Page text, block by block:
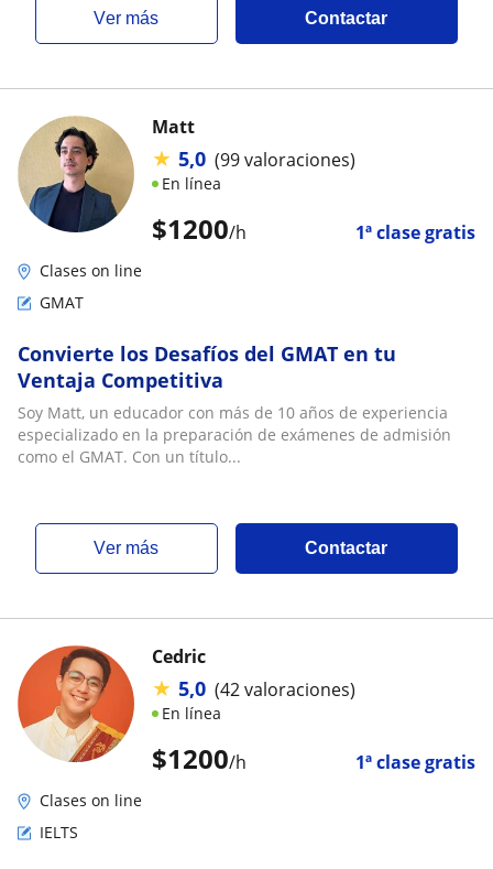
ver más Contactar
$1200/h 1ª clase gratis
Matt
★ 5,0 (99 valoraciones)
En línea
Clases on line
GMAT
Convierte los Desafíos del GMAT en tu
Ventaja Competitiva
Soy Matt, un educador con más de 10 años de experiencia
especializado en la preparación de exámenes de admisión
como el GMAT. Con un título...
ver más Contactar
$1200/h 1ª clase gratis
Cedric
★ 5,0 (42 valoraciones)
En línea
Clases on line
IELTS